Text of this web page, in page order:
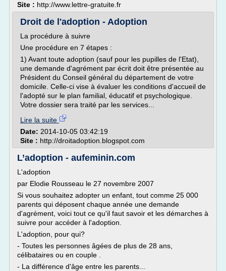
Site : http://www.lettre-gratuite.fr
Droit de l'adoption - Adoption
La procédure à suivre
Une procédure en 7 étapes :
1) Avant toute adoption (sauf pour les pupilles de l'Etat),
une demande d'agrément par écrit doit être présentée au
Président du Conseil général du département de votre
domicile. Celle-ci vise à évaluer les conditions d'accueil de
l'adopté sur le plan familial, éducatif et psychologique.
Votre dossier sera traité par les services...
Lire la suite
Date: 2014-10-05 03:42:19
Site : http://droitadoption.blogspot.com
L’adoption - aufeminin.com
L'adoption
par Elodie Rousseau le 27 novembre 2007
Si vous souhaitez adopter un enfant, tout comme 25 000
parents qui déposent chaque année une demande
d'agrément, voici tout ce qu'il faut savoir et les démarches à
suivre pour accéder à l'adoption.
L'adoption, pour qui?
- Toutes les personnes âgées de plus de 28 ans,
célibataires ou en couple .
- La différence d'âge entre les parents...